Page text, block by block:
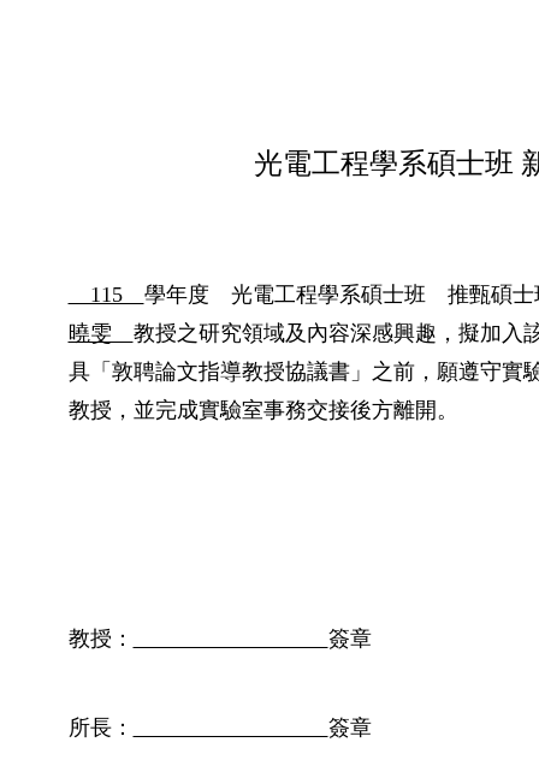
光電工程學系碩士班
115 學年度 光電工程學系碩士班 推甄碩
曉雯 教授之研究領域及內容深感興趣，擬加入
具「敦聘論文指導教授協議書」之前，願遵守實
教授，並完成實驗室事務交接後方離開。
教授： 簽章
所長： 簽章